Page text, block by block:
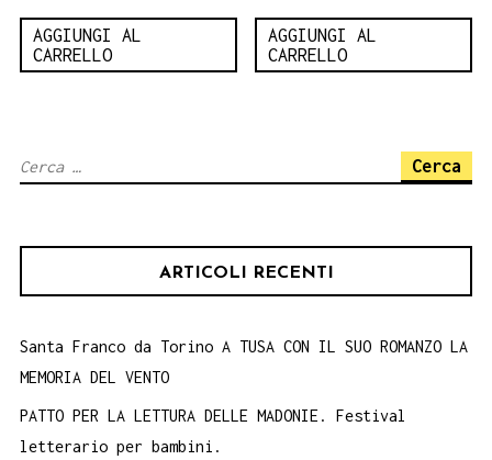
AGGIUNGI AL
CARRELLO
AGGIUNGI AL
CARRELLO
Ricerca
ARTICOLI RECENTI
Santa Franco da Torino A TUSA CON IL SUO ROMANZO LA
MEMORIA DEL VENTO
PATTO PER LA LETTURA DELLE MADONIE. Festival
letterario per bambini.